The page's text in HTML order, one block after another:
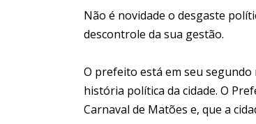
Não é novidade o desgaste
descontrole da sua gestão.
O prefeito está em seu
história política da cidade. O
Carnaval de Matões e, que a